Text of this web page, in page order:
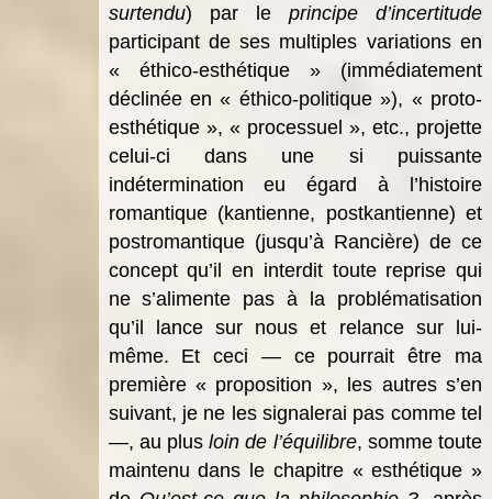
surtendu) par le principe d’incertitude
participant de ses multiples variations en
« éthico-esthétique » (immédiatement
déclinée en « éthico-politique »), « proto-
esthétique », « processuel », etc., projette
celui-ci dans une si puissante
indétermination eu égard à l’histoire
romantique (kantienne, postkantienne) et
postromantique (jusqu’à Rancière) de ce
concept qu’il en interdit toute reprise qui
ne s’alimente pas à la problématisation
qu’il lance sur nous et relance sur lui-
même. Et ceci — ce pourrait être ma
première « proposition », les autres s’en
suivant, je ne les signalerai pas comme tel
—, au plusloin de l’équilibre, somme toute
maintenu dans le chapitre « esthétique »